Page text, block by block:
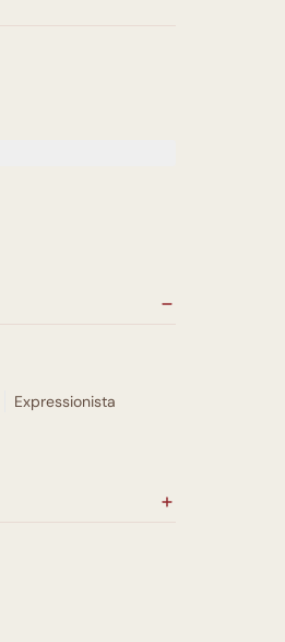
Expressionista